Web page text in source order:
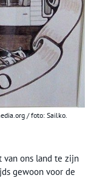
/ foto: Sailko.
ons land te zijn
gewoon voor de